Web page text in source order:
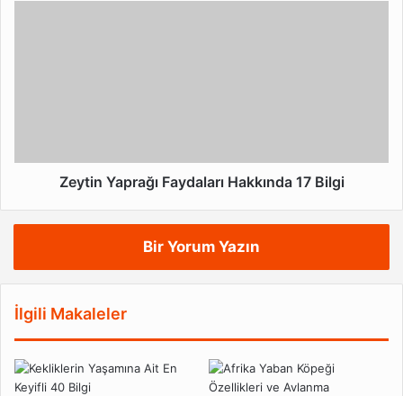
Zeytin Yaprağı Faydaları Hakkında 17 Bilgi
Bir Yorum Yazın
İlgili Makaleler